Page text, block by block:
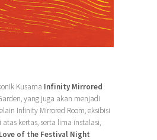
Kusama Infinity Mirrored
yang juga akan menjadi
Infinity Mirrored Room, eksibisi
kertas, serta lima instalasi,
of the Festival Night